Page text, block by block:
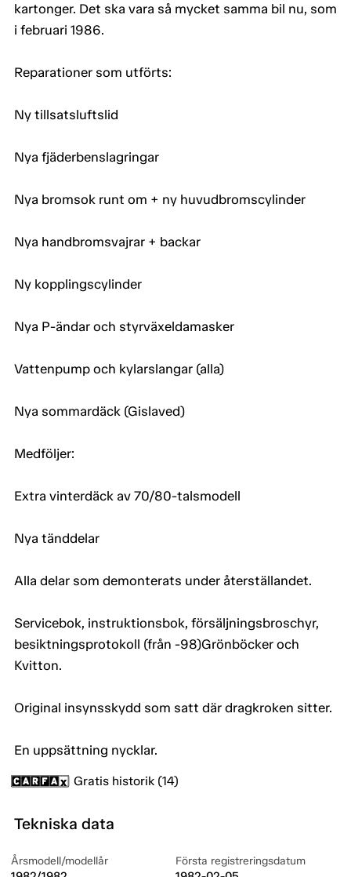
kartonger. Det ska vara så mycket samma bil nu, som
i februari 1986.
Reparationer som utförts:
Ny tillsatsluftslid
Nya fjäderbenslagringar
Nya bromsok runt om + ny huvudbromscylinder
Nya handbromsvajrar + backar
Ny kopplingscylinder
Nya P-ändar och styrväxeldamasker
Vattenpump och kylarslangar (alla)
Nya sommardäck (Gislaved)
Medföljer:
Extra vinterdäck av 70/80-talsmodell
Nya tänddelar
Alla delar som demonterats under återställandet.
Servicebok, instruktionsbok, försäljningsbroschyr,
besiktningsprotokoll (från -98)Grönböcker och
Kvitton.
Original insynsskydd som satt där dragkroken sitter.
En uppsättning nycklar.
Gratis historik (14)
Tekniska data
Årsmodell/modellår Första registreringsdatum